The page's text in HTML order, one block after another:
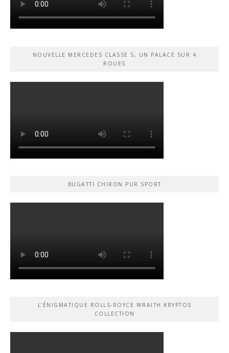
NOUVELLE MERCEDES CLASSE S, UN PALACE SUR 4
ROUES
BUGATTI CHIRON PUR SPORT
L’ÉNIGMATIQUE ROLLS-ROYCE WRAITH KRYPTOS
COLLECTION